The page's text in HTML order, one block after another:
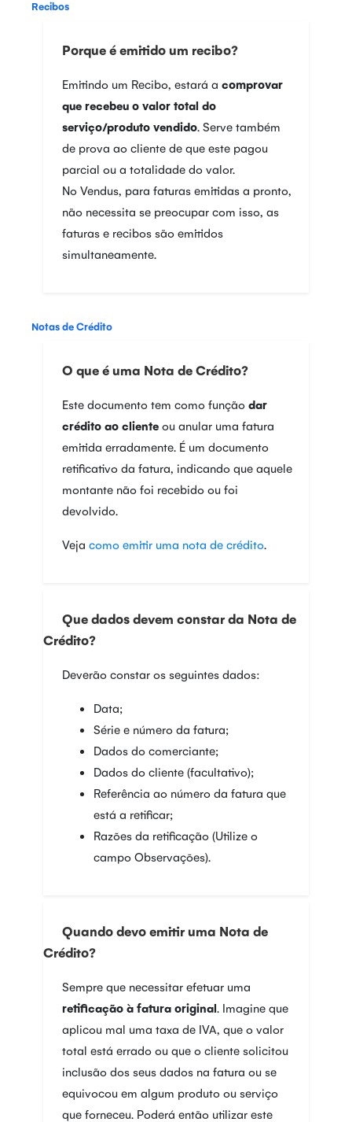
Recibos
Porque é emitido um recibo?
Emitindo um Recibo, estará a comprovar
que recebeu o valor total do
serviço/produto vendido. Serve também
de prova ao cliente de que este pagou
parcial ou a totalidade do valor.
No Vendus, para faturas emitidas a pronto,
não necessita se preocupar com isso, as
faturas e recibos são emitidos
simultaneamente.
Notas de Crédito
O que é uma Nota de Crédito?
Este documento tem como função dar
crédito ao cliente ou anular uma fatura
emitida erradamente. É um documento
retificativo da fatura, indicando que aquele
montante não foi recebido ou foi
devolvido.
Veja como emitir uma nota de crédito.
Que dados devem constar da Nota de
Crédito?
Deverão constar os seguintes dados:
Data;
Série e número da fatura;
Dados do comerciante;
Dados do cliente (facultativo);
Referência ao número da fatura que
está a retificar;
Razões da retificação (Utilize o
campo Observações).
Quando devo emitir uma Nota de
Crédito?
Sempre que necessitar efetuar uma
retificação à fatura original. Imagine que
aplicou mal uma taxa de IVA, que o valor
total está errado ou que o cliente solicitou
inclusão dos seus dados na fatura ou se
equivocou em algum produto ou serviço
que forneceu. Poderá então utilizar este